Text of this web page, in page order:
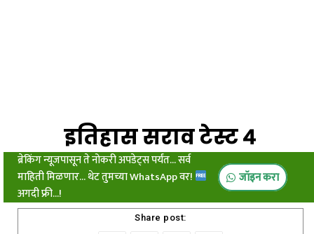
इतिहास सराव टेस्ट ४
ब्रेकिंग न्यूजपासून ते नोकरी अपडेट्स पर्यंत... सर्व
माहिती मिळणार... थेट तुमच्या WhatsApp वर!
अगदी फ्री...!
जॉइन करा
Share post: